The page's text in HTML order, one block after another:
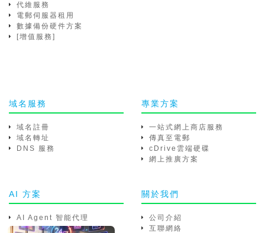
代維服務
電郵伺服器租用
數據備份硬件方案
[增值服務]
域名服務
域名註冊
域名轉址
DNS 服務
專業方案
一站式網上商店服務
傳真至電郵
cDrive雲端硬碟
網上推廣方案
AI 方案
AI Agent 智能代理
關於我們
公司介紹
互聯網絡